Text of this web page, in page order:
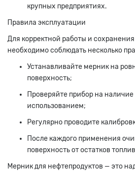
крупных предприятиях.
Правила эксплуатации
Для корректной работы и
необходимо соблюдать несколько
Устанавливайте мерник на
поверхность;
Проверяйте прибор на
использованием;
Регулярно проводите
После каждого применения
поверхность от остатков
Мерник для нефтепродуктов — это